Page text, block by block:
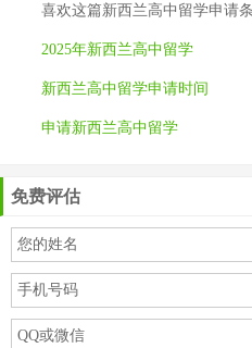
喜欢这篇新西兰高中留学申请
2025年新西兰高中留学
新西兰高中留学申请时间
申请新西兰高中留学
免费评估